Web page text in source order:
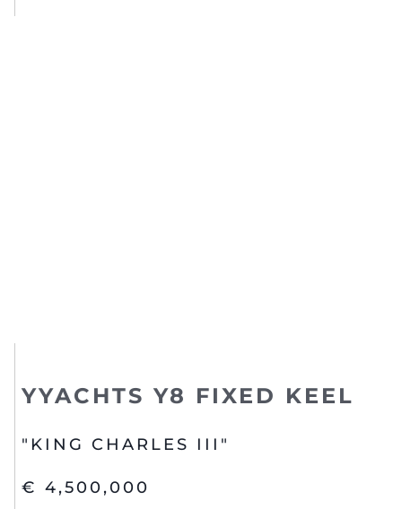
YYACHTS Y8 FIXED KEEL
"KING CHARLES III"
€ 4,500,000